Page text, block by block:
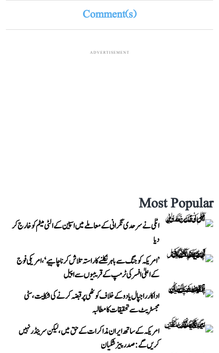
Comment(s)
ADVERTISEMENT
Most Popular
اٹلی نے سرحدی نگرانی کے معاملے میں اسپین کے الٹی میٹم کو خارج کر
دیا
’امریکہ کو جنگ سے باہر نکلنے کا راستہ تلاش کرنا چاہیے‘، امریکی فوج
کے اعلیٰ افسر کی ٹرمپ کے قریبیوں سے اپیل
اداکار راجپال یادو کے خلاف کوٹھی پر قبضہ کرنے کی شکایت، سٹی
مجسٹریٹ سے تحقیقات کا مطالبہ
امریکہ کے ساتھ ایران مذاکرات کے حق میں، لیکن سرینڈر نہیں
کریں گے: صدر پیزشکیان